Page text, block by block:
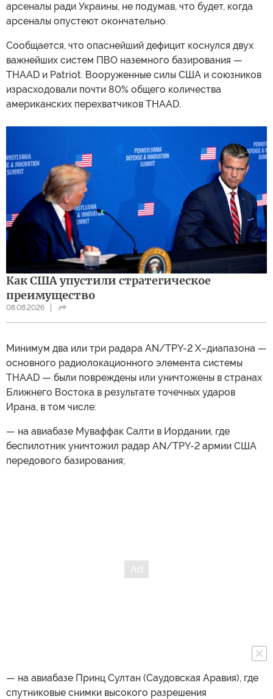
арсеналы ради Украины, не подумав, что будет, когда
арсеналы опустеют окончательно.
Сообщается, что опаснейший дефицит коснулся двух
важнейших систем ПВО наземного базирования —
THAAD и Patriot. Вооруженные силы США и союзников
израсходовали почти 80% общего количества
американских перехватчиков THAAD.
Как США упустили стратегическое
преимущество
08.08.2026
Минимум два или три радара AN/TPY-2 X–диапазона —
основного радиолокационного элемента системы
THAAD — были повреждены или уничтожены в странах
Ближнего Востока в результате точечных ударов
Ирана, в том числе:
— на авиабазе Муваффак Салти в Иордании, где
беспилотник уничтожил радар AN/TPY-2 армии США
передового базирования;
— на авиабазе Принц Султан (Саудовская Аравия), где
спутниковые снимки высокого разрешения